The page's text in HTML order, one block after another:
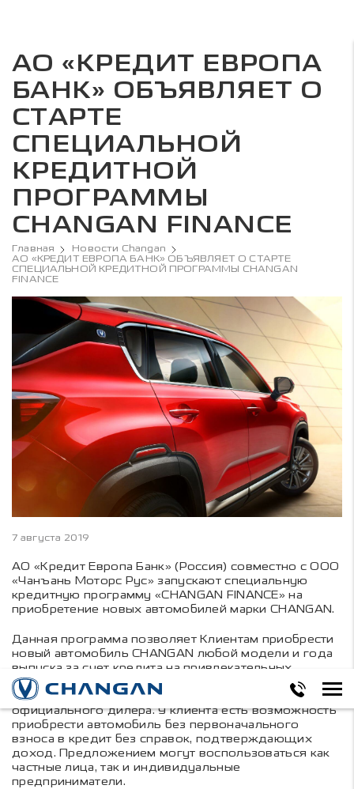
АО «КРЕДИТ ЕВРОПА
БАНК» ОБЪЯВЛЯЕТ О
СТАРТЕ
СПЕЦИАЛЬНОЙ
КРЕДИТНОЙ
ПРОГРАММЫ
CHANGAN FINANCE
Главная
Новости Changan
АО «КРЕДИТ ЕВРОПА БАНК» ОБЪЯВЛЯЕТ О СТАРТЕ
СПЕЦИАЛЬНОЙ КРЕДИТНОЙ ПРОГРАММЫ CHANGAN
FINANCE
7 августа 2019
АО «Кредит Европа Банк» (Россия) совместно с ООО
«Чанъань Моторс Рус» запускают специальную
кредитную программу «CHANGAN FINANCE» на
приобретение новых автомобилей марки CHANGAN.
Данная программа позволяет Клиентам приобрести
новый автомобиль CHANGAN любой модели и года
выпуска за счет кредита на привлекательных
условиях. Кредит под залог приобретаемого
автомобиля клиент может оформить при покупке у
официального дилера. У клиента есть возможность
приобрести автомобиль без первоначального
взноса в кредит без справок, подтверждающих
доход. Предложением могут воспользоваться как
частные лица, так и индивидуальные
предприниматели.